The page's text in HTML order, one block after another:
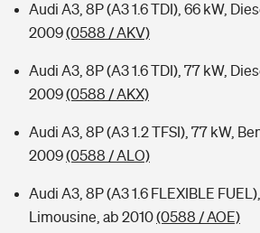
Audi A3, 8P (A3 1.6 TDI), 66 kW,
2009(0588 / AKV)
Audi A3, 8P (A3 1.6 TDI), 77 kW,
2009(0588 / AKX)
Audi A3, 8P (A3 1.2 TFSI), 77 kW,
2009(0588 / ALO)
Audi A3, 8P (A3 1.6 FLEXIBLE
Limousine, ab 2010(0588 / AOE)